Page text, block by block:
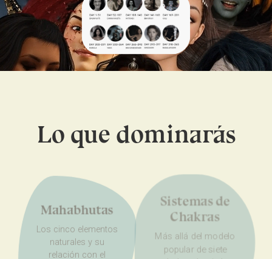
Lo que dominarás
Mahabhutas
Los cinco elementos
naturales y su
relación con el
Sistemas de
Chakras
Más allá del modelo
popular de siete